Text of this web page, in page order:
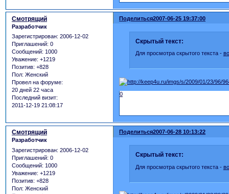
Поделиться2007-06-25 19:37:00
Смотрящий
Разработчик
Зарегистрирован: 2006-12-02
Приглашений: 0
Сообщений: 1000
Уважение: +1219
Позитив: +828
Пол: Женский
Провел на форуме:
20 дней 22 часа
Последний визит:
2011-12-19 21:08:17
Скрытый текст:
Для просмотра скрытого текста -
0
Поделиться2007-06-28 10:13:22
Смотрящий
Разработчик
Зарегистрирован: 2006-12-02
Приглашений: 0
Сообщений: 1000
Уважение: +1219
Позитив: +828
Пол: Женский
Скрытый текст:
Для просмотра скрытого текста -